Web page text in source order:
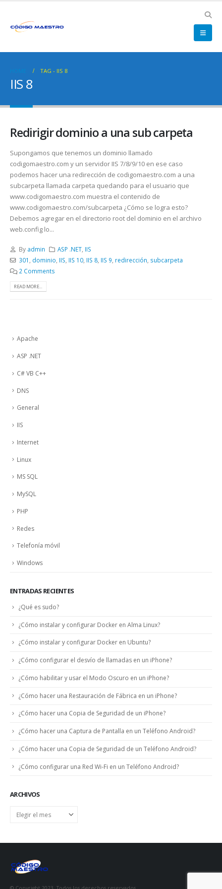
HOME TAG - IIS 8
IIS 8
Redirigir dominio a una sub carpeta
Supongamos que tenemos un dominio llamado
codigomaestro.com y un servidor IIS 7/8/9/10 en ese caso
podemos hacer una redirección de codigomaestro.com a una
subcarpeta llamada carpeta quedando para el usuario que
www.codigomaestro.com muestra el contenido de
www.codigomaestro.com/subcarpeta ¿Cómo se logra esto?
Debemos agregar en el directorio root del dominio en el archivo
web.config lo...
By admin ASP .NET, IIS
301 , dominio, IIS, IIS 10, IIS 8, IIS 9, redirección, subcarpeta
2 Comments
READ MORE...
Apache
ASP .NET
C# VB C++
DNS
General
IIS
Internet
Linux
MS SQL
MySQL
PHP
Redes
Telefonía móvil
Windows
ENTRADAS RECIENTES
¿Qué es sudo?
¿Cómo instalar y configurar Docker en Alma Linux?
¿Cómo instalar y configurar Docker en Ubuntu?
¿Cómo configurar el desvío de llamadas en un iPhone?
¿Cómo habilitar y usar el Modo Oscuro en un iPhone?
¿Cómo hacer una Restauración de Fábrica en un iPhone?
¿Cómo hacer una Copia de Seguridad de un iPhone?
¿Cómo hacer una Captura de Pantalla en un Teléfono Android?
¿Cómo hacer una Copia de Seguridad de un Teléfono Android?
¿Cómo configurar una Red Wi-Fi en un Teléfono Android?
ARCHIVOS
Archivos